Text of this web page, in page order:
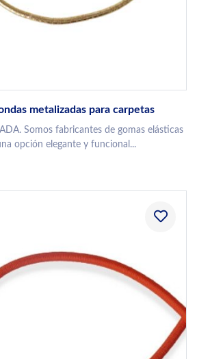
metalizadas para carpetas
Somos fabricantes de gomas elásticas
opción elegante y funcional...